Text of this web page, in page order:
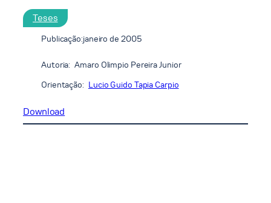
Teses
Publicação:janeiro de 2005
Autoria: Amaro Olimpio Pereira Junior
Orientação: Lucio Guido Tapia Carpio
Download